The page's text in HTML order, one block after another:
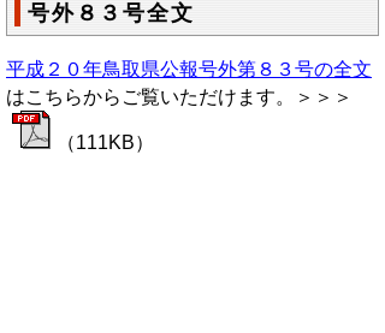
号外８３号全文
平成２０年鳥取県公報号外第８３号の全文
はこちらからご覧いただけます。＞＞＞
（111KB）